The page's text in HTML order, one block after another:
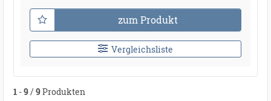
zum Produkt
Vergleichsliste
1 -9/ 9Produkten